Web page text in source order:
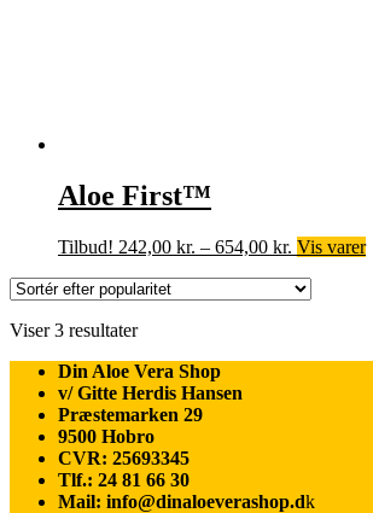
Aloe First™
Tilbud! 242,00 kr. – 654,00 kr. Prisinterval:
til
Vis varer
Viser 3 resultaterSorteret
popularitet
Din Aloe Vera Shop
v/ Gitte Herdis Hansen
Præstemarken 29
9500 Hobro
CVR: 25693345
Tlf.: 24 81 66 30
Mail: info@dinaloeverashop.dk